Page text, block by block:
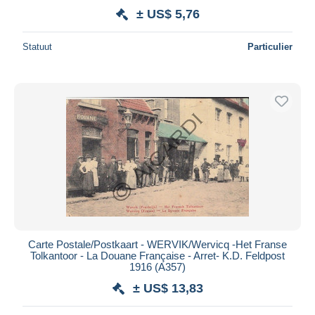
± US$ 5,76
Statuut Particulier
Carte Postale/Postkaart - WERVIK/Wervicq -Het Franse
Tolkantoor - La Douane Française - Arret- K.D. Feldpost
1916 (A357)
± US$ 13,83